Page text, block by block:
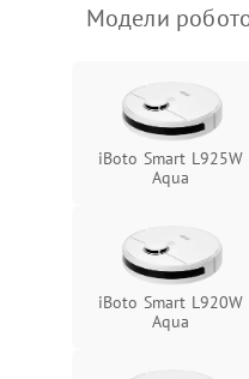
Модели
iBoto Smart L925W
Aqua
iBoto Smart L920W
Aqua